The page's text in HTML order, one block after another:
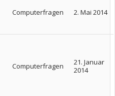
Computerfragen 2. Mai 2014
Computerfragen
21. Januar
2014